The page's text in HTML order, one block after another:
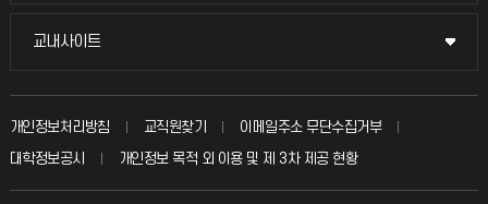
입학안내
칭찬마당
학생서비스 지킴이
국방헬프콜
교내사이트
교내사이트
교수회
교육혁신본부
개인정보처리방침 교직원찾기
이메일주소 무단수집거부
대학정보공시
개인정보 목적 외 이용 및 제 3차 제공 현황